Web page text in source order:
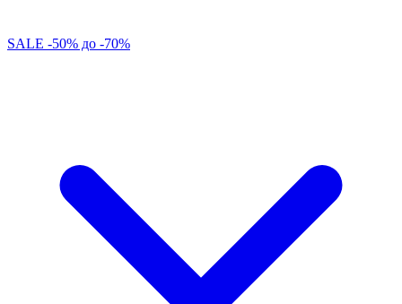
SALE -50% до -70%